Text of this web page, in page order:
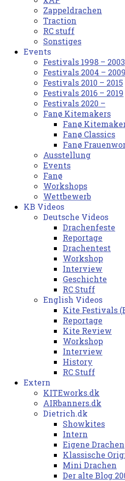
Zappeldrachen
Traction
RC stuff
Sonstiges
Events
Festivals 1998 – 2003
Festivals 2004 – 2009
Festivals 2010 – 2015
Festivals 2016 – 2019
Festivals 2020 –
Fanø Kitemakers
Fanø
Fanø Classics
Fanø
Ausstellung
Events
Fanø
Workshops
Wettbewerb
KB Videos
Deutsche Videos
Drachenfeste
Reportage
Drachentest
Workshop
Interview
Geschichte
RC Stuff
English Videos
Kite Festivals
Reportage
Kite Review
Workshop
Interview
History
RC Stuff
Extern
KITEworks.dk
AIRbanners.dk
Dietrich.dk
Showkites
Intern
Eigene Drachen
Klassische
Mini Drachen
Der alte Blog